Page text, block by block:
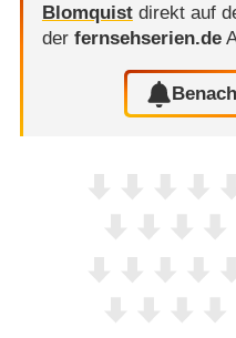
Blomquistdirekt auf
der fernsehserien.de